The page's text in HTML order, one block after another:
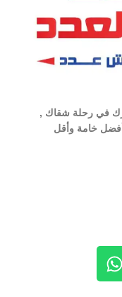
في رحلة شقاك ,
خامة وأقل